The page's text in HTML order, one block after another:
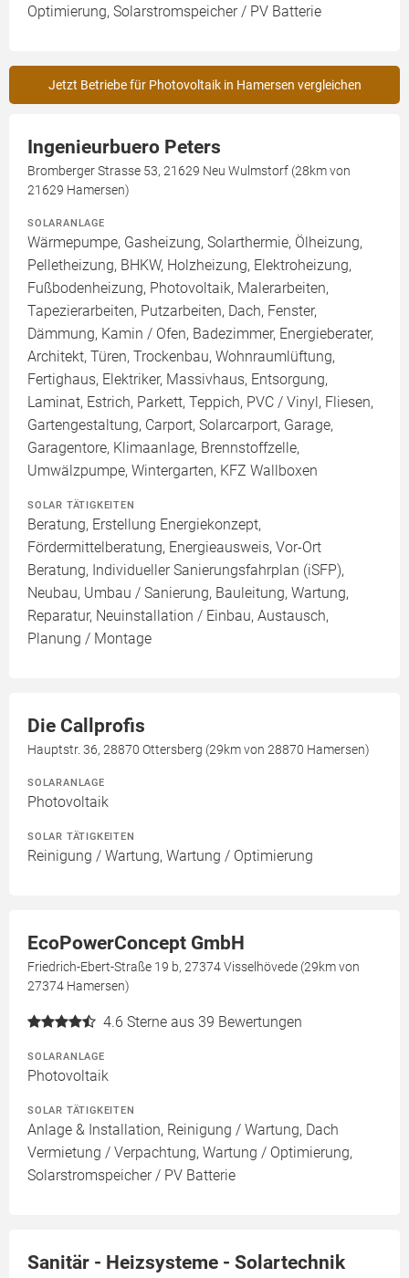
Optimierung, Solarstromspeicher / PV Batterie
Jetzt Betriebe für Photovoltaik in Hamersen vergleichen
Ingenieurbuero Peters
Bromberger Strasse 53, 21629 Neu Wulmstorf (28km von
21629 Hamersen)
SOLARANLAGE
Wärmepumpe, Gasheizung, Solarthermie, Ölheizung,
Pelletheizung, BHKW, Holzheizung, Elektroheizung,
Fußbodenheizung, Photovoltaik, Malerarbeiten,
Tapezierarbeiten, Putzarbeiten, Dach, Fenster,
Dämmung, Kamin / Ofen, Badezimmer, Energieberater,
Architekt, Türen, Trockenbau, Wohnraumlüftung,
Fertighaus, Elektriker, Massivhaus, Entsorgung,
Laminat, Estrich, Parkett, Teppich, PVC / Vinyl, Fliesen,
Gartengestaltung, Carport, Solarcarport, Garage,
Garagentore, Klimaanlage, Brennstoffzelle,
Umwälzpumpe, Wintergarten, KFZ Wallboxen
SOLAR TÄTIGKEITEN
Beratung, Erstellung Energiekonzept,
Fördermittelberatung, Energieausweis, Vor-Ort
Beratung, Individueller Sanierungsfahrplan (iSFP),
Neubau, Umbau / Sanierung, Bauleitung, Wartung,
Reparatur, Neuinstallation / Einbau, Austausch,
Planung / Montage
Die Callprofis
Hauptstr. 36, 28870 Ottersberg (29km von 28870 Hamersen)
SOLARANLAGE
Photovoltaik
SOLAR TÄTIGKEITEN
Reinigung / Wartung, Wartung / Optimierung
EcoPowerConcept GmbH
Friedrich-Ebert-Straße 19 b, 27374 Visselhövede (29km von
27374 Hamersen)
4.6 Sterne aus 39 Bewertungen
SOLARANLAGE
Photovoltaik
SOLAR TÄTIGKEITEN
Anlage & Installation, Reinigung / Wartung, Dach
Vermietung / Verpachtung, Wartung / Optimierung,
Solarstromspeicher / PV Batterie
Sanitär - Heizsysteme - Solartechnik